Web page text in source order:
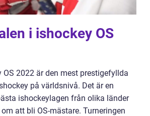
i ishockey OS
OS 2022 är den mest prestigefyllda
på världsnivå. Det är en
ishockeylagen från olika länder
att bli OS-mästare. Turneringen